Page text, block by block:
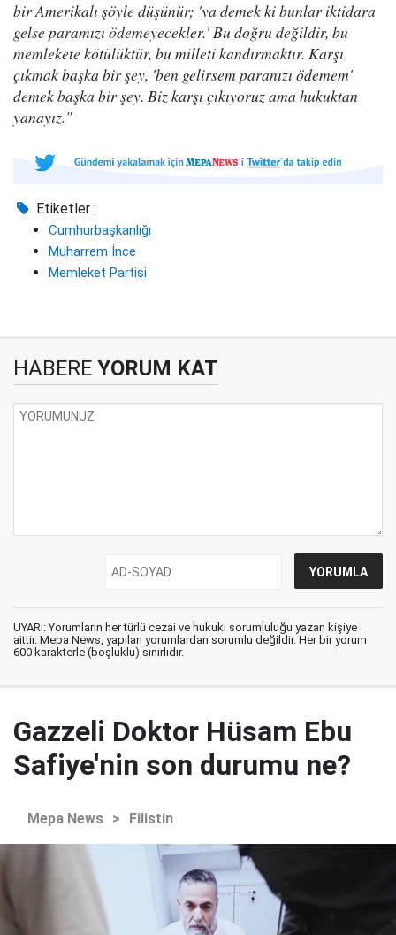
bir Amerikalı şöyle düşünür; 'ya demek ki bunlar iktidara
gelse paramızı ödemeyecekler.' Bu doğru değildir, bu
memlekete kötülüktür, bu milleti kandırmaktır. Karşı
çıkmak başka bir şey, 'ben gelirsem paranızı ödemem'
demek başka bir şey. Biz karşı çıkıyoruz ama hukuktan
yanayız."
Etiketler :
Cumhurbaşkanlığı
Muharrem İnce
Memleket Partisi
HABERE YORUM KAT
UYARI: Yorumların her türlü cezai ve hukuki sorumluluğu yazan kişiye
aittir. Mepa News, yapılan yorumlardan sorumlu değildir. Her bir yorum
600 karakterle (boşluklu) sınırlıdır.
Gazzeli Doktor Hüsam Ebu
Safiye'nin son durumu ne?
Mepa News > Filistin